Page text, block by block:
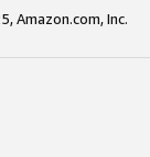
Amazon.com, Inc.